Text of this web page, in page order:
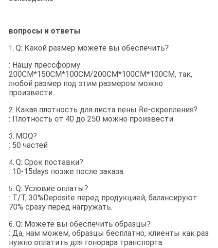
вопросы и ответы
1. Q: Какой размер можете вы обеспечить?
: Нашу прессформу
200CM*150CM*100CM/200CM*100CM*100CM, так,
любой размер под этим размером можно
произвести.
2.
Какая плотность для листа пены Re-скрепления?
: Плотность от 40 до 250 можно произвести.
3.
MOQ?
: 50 частей
4. Q: Срок поставки?
: 10-15days позже после заказа.
5. Q: Условие оплаты?
: T/T, 30%Deposite перед продукцией, балансируют
70% сразу перед нагружать.
6. Q: Можете вы обеспечить образцы?
: Да, нам можем, образцы бесплатно, клиенты как раз
нужно оплатить для гонорара транспорта.